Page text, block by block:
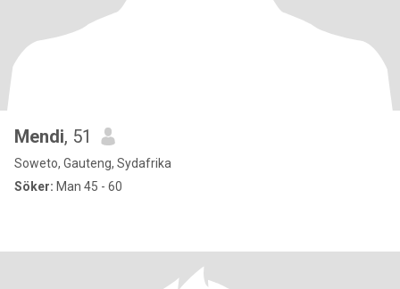
Mendi, 51
Soweto, Gauteng, Sydafrika
Söker: Man 45 - 60